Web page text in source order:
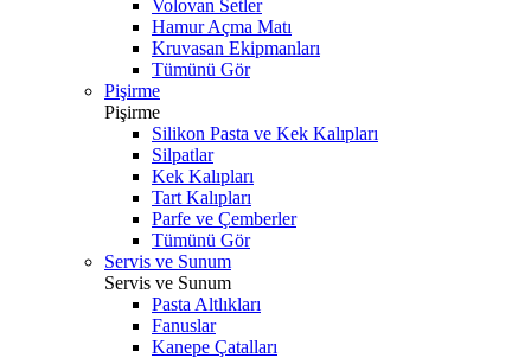
Volovan Setler
Hamur Açma Matı
Kruvasan Ekipmanları
Tümünü Gör
Pişirme
Pişirme
Silikon Pasta ve Kek Kalıpları
Silpatlar
Kek Kalıpları
Tart Kalıpları
Parfe ve Çemberler
Tümünü Gör
Servis ve Sunum
Servis ve Sunum
Pasta Altlıkları
Fanuslar
Kanepe Çatalları